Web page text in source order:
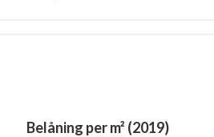
Belåning per m² (2019)